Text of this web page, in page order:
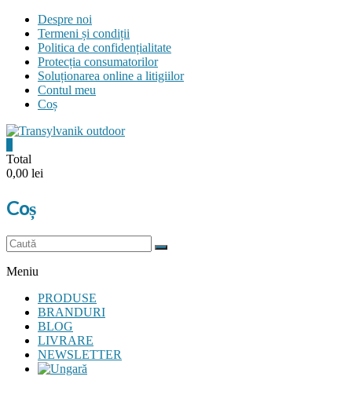
Skip
content
Despre noi
Termeni și condiții
Politica de confidențialitate
Protecția consumatorilor
Soluționarea online a litigiilor
Contul meu
Coș
Transylvanik
and
more
Total
0,00 lei
Coș
Meniu
PRODUSE
BRANDURI
BLOG
LIVRARE
NEWSLETTER